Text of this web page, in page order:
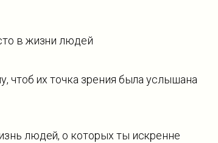
в жизни людей
чтоб их точка зрения была услышана
людей, о которых ты искренне